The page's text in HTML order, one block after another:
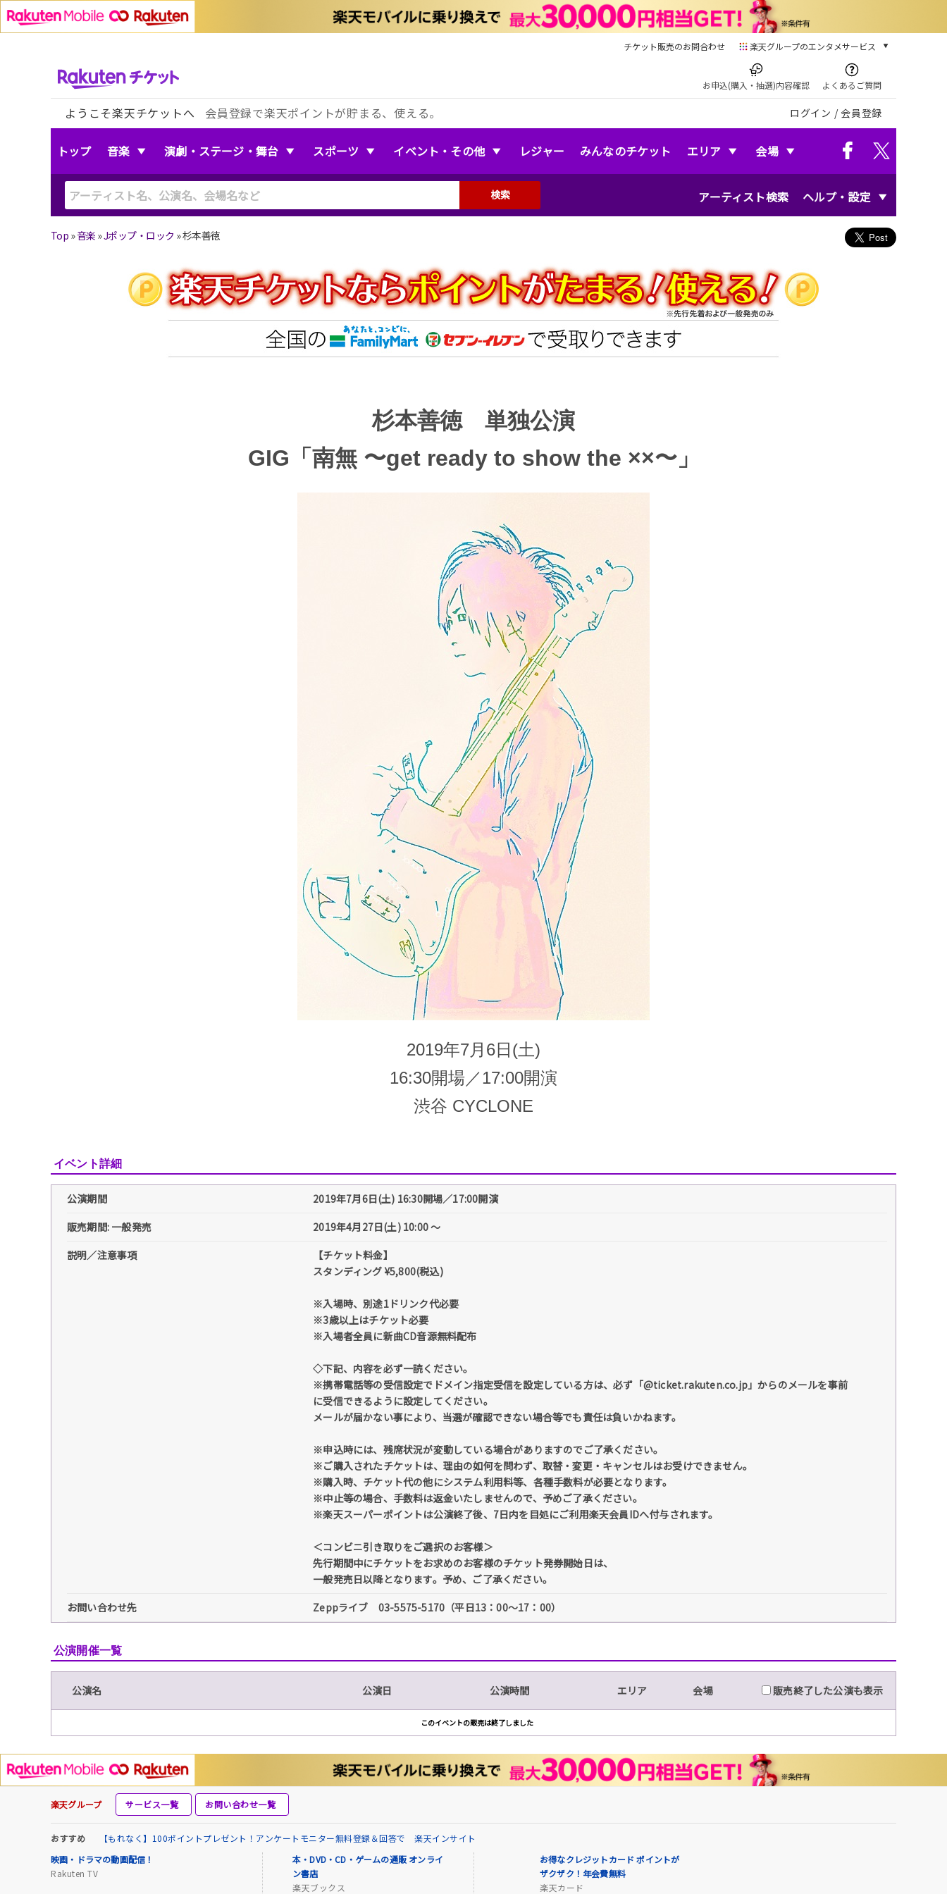
チケット販売のお問合わせ 楽天グループのエンタメサービス
本/ゲーム/CD/DVD
楽天ブックス
電子書籍
楽天Kobo
音楽配信
Rakuten PLAY
無料テレビ
お申込(購入・抽選)内容確認 よくあるご質問
ようこそ楽天チケットへ 会員登録で楽天ポイントが貯まる、使える。 ログイン / 会員登録
トップ 音楽 演劇・ステージ・舞台 スポーツ イベント・その他 レジャー みんなのチケット エリア 会場
アーティスト検索 ヘルプ・設定
検索
Top »音楽 »Jポップ・ロック »杉本善徳
杉本善徳 単独公演
GIG「南無 〜get ready to show the ××〜」
2019年7月6日(土)
16:30開場／17:00開演
渋谷 CYCLONE
イベント詳細
公演期間
2019年7月6日(土) 16:30開場／17:00開演
販売期間: 一般発売
2019年4月27日(土) 10:00 〜
説明／注意事項
【チケット料金】
スタンディング ¥5,800(税込)
※入場時、別途1ドリンク代必要
※3歳以上はチケット必要
※入場者全員に新曲CD音源無料配布
◇下記、内容を必ず一読ください。
※携帯電話等の受信設定でドメイン指定受信を設定している方は、必ず「@ticket.rakuten.co.jp」からのメールを事前
に受信できるように設定してください。
メールが届かない事により、当選が確認できない場合等でも責任は負いかねます。
※申込時には、残席状況が変動している場合がありますのでご了承ください。
※ご購入されたチケットは、理由の如何を問わず、取替・変更・キャンセルはお受けできません。
※購入時、チケット代の他にシステム利用料等、各種手数料が必要となります。
※中止等の場合、手数料は返金いたしませんので、予めご了承ください。
※楽天スーパーポイントは公演終了後、7日内を目処にご利用楽天会員IDへ付与されます。
＜コンビニ引き取りをご選択のお客様＞
先行期間中にチケットをお求めのお客様のチケット発券開始日は、
一般発売日以降となります。予め、ご了承ください。
お問い合わせ先
Zeppライブ 03-5575-5170（平日13：00～17：00）
公演開催一覧
公演名 公演日 公演時間 エリア 会場 販売終了した公演も表示
このイベントの販売は終了しました
楽天グループ サービス一覧 お問い合わせ一覧
おすすめ
【もれなく】100ポイントプレゼント！アンケートモニター無料登録＆回答で 楽天インサイト
映画・ドラマの動画配信！
Rakuten TV
本・DVD・CD・ゲームの通販 オンライ
ン書店
楽天ブックス
お得なクレジットカード ポイントが
ザクザク！年会費無料
楽天カード